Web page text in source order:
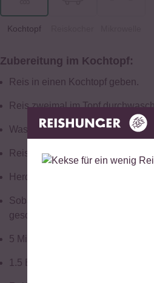
Kochtopf
Zubereitung im Kochtopf:
Reis in einen Kochtopf geben.
Reis zweimal im Topf
Wasser dazugeben.
Reis 10 Minuten einweichen
Herd auf die höchste Hitzestufe
Sobald das Wasser kocht, den
geschlossenem Deckel köcheln
5 Minuten ruhen lassen.
1.5 EL Reissessig mit 0.5 EL